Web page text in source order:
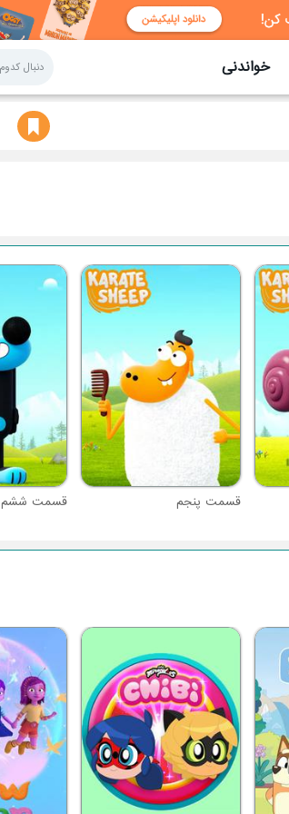
خواندنی
قسمت پنجم قسمت ششم